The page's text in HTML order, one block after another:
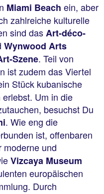
Miami Beach ein, aber
zahlreiche kulturelle
sind dasArt-déco-
Wynwood Arts
Szene. Teil von
ist zudem das Viertel
Stück kubanische
Um in die
besuchst Du
. Wie eng die
ist, offenbaren
moderne und
Vizcaya Museum
europäischen
Durch